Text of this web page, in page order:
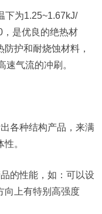
下为1.25~1.67kJ/
，是优良的绝热材
护和耐烧蚀材料，
气流的冲刷。
各种结构产品，来满
。
的性能，如：可以设
向上有特别高强度